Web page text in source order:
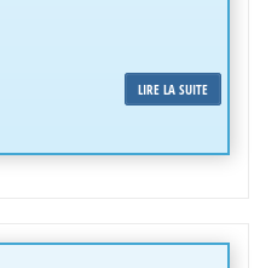
LIRE LA SUITE